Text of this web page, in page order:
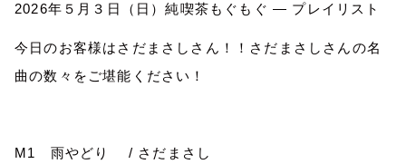
2026年５月３日（日）純喫茶もぐもぐ ― プレイリスト
今日のお客様はさだまさしさん！！さだまさしさんの名
曲の数々をご堪能ください！
M1 雨やどり / さだまさし